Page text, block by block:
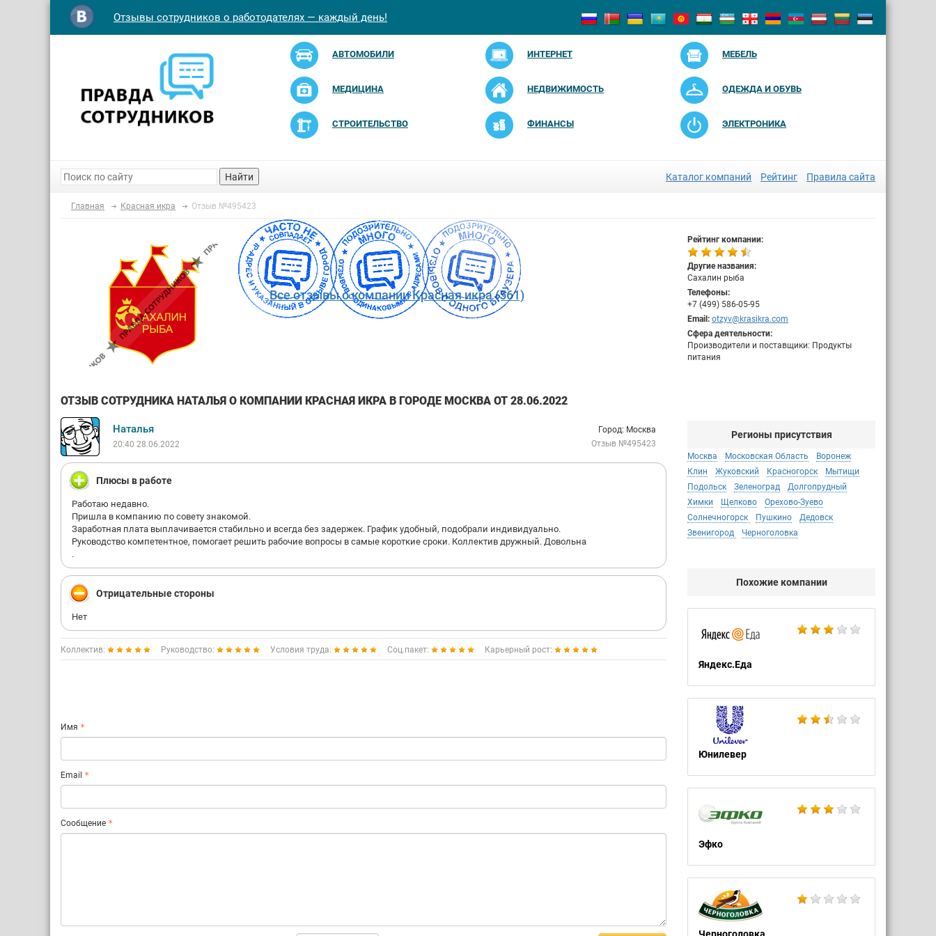
Отзывы сотрудников о работодателях — каждый день!
АВТОМОБИЛИ ИНТЕРНЕТ МЕБЕЛЬ
МЕДИЦИНА НЕДВИЖИМОСТЬ ОДЕЖДА И ОБУВЬ
СТРОИТЕЛЬСТВО ФИНАНСЫ ЭЛЕКТРОНИКА
Найти Каталог компаний Рейтинг Правила сайта
Главная Красная икра Отзыв №495423
Все отзывы о компании Красная икра (561)
Рейтинг компании:
Другие названия:
Сахалин рыба
Телефоны:
+7 (499) 586-05-95
Email: otzyv@krasikra.com
Сфера деятельности:
Производители и поставщики: Продукты
питания
ОТЗЫВ СОТРУДНИКА НАТАЛЬЯ О КОМПАНИИ КРАСНАЯ ИКРА В ГОРОДЕ МОСКВА ОТ 28.06.2022
Наталья
20:40 28.06.2022
Город: Москва
Отзыв №495423
Плюсы в работе
Работаю недавно.
Пришла в компанию по совету знакомой.
Заработная плата выплачивается стабильно и всегда без задержек. График удобный, подобрали индивидуально.
Руководство компетентное, помогает решить рабочие вопросы в самые короткие сроки. Коллектив дружный. Довольна
.
Отрицательные стороны
Нет
Коллектив: Руководство: Условия труда: Соц.пакет: Карьерный рост:
Имя
Email
Сообщение
Регионы присутствия
Москва Московская Область
Воронеж
Клин
Жуковский Красногорск
Мытищи
Подольск
Зеленоград
Долгопрудный
Химки
Щелково
Орехово-Зуево
Солнечногорск
Пушкино
Дедовск
Звенигород
Черноголовка
Похожие компании
Яндекс.Еда
Юнилевер
Эфко